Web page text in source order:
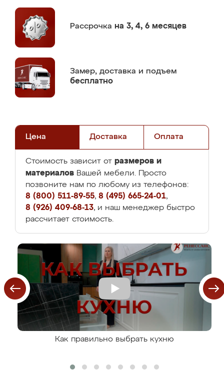
Рассрочка на 3, 4, 6 месяцев
Замер, доставка и подъем
бесплатно
Цена Доставка Оплата
Стоимость зависит от размеров и
материалов Вашей мебели. Просто
позвоните нам по любому из телефонов:
8 (800) 511-89-55, 8 (495) 665-24-01,
8 (926) 409-68-13, и наш менеджер быстро
рассчитает стоимость.
Как правильно выбрать кухню